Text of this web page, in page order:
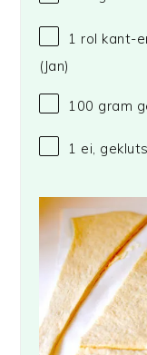
1 rol kant-
(Jan)
100 gram
1 ei,